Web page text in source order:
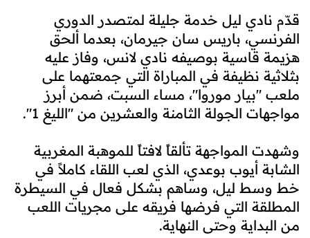
قدّم نادي ليل خدمة جليلة لمتصدر الدوري
الفرنسي، باريس سان جيرمان، بعدما ألحق
هزيمة قاسية بوصيفه نادي لانس، وفاز عليه
بثلاثية نظيفة في المباراة التي جمعتهما على
ملعب "بيار موروا"، مساء السبت، ضمن أبرز
مواجهات الجولة الثامنة والعشرين من "الليغ 1".
وشهدت المواجهة تألقاً لافتاً للموهبة المغربية
الشابة أيوب بوعدي، الذي لعب اللقاء كاملاً في
خط وسط ليل، وساهم بشكل فعال في السيطرة
المطلقة التي فرضها فريقه على مجريات اللعب
من البداية وحتى النهاية.